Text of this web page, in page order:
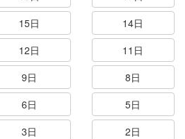
15日
14日
12日
11日
9日
8日
6日
5日
3日
2日